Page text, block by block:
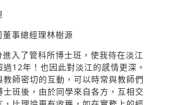
事總經理林樹源
入了管科所博士班，使我待在淡江
12年！也因此對淡江的感情更深。
師密切的互動，可以時常與教師們
班後，由於同學來自各方，互相交